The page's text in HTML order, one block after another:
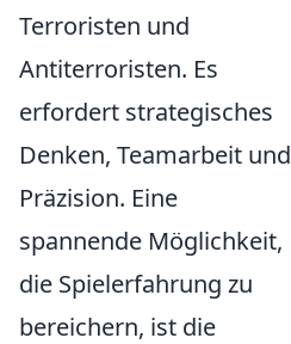
Terroristen und
Antiterroristen. Es
erfordert strategisches
Denken, Teamarbeit und
Präzision. Eine
spannende Möglichkeit,
die Spielerfahrung zu
bereichern, ist die